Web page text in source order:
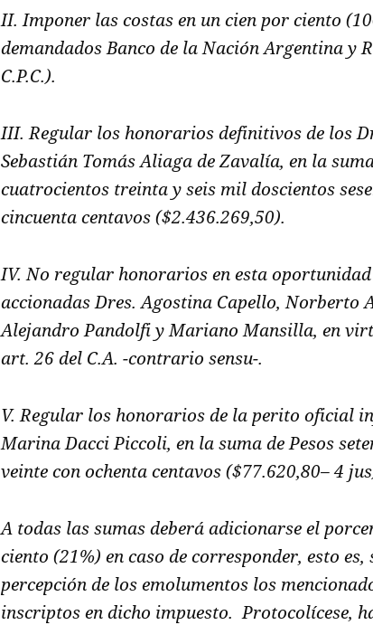
II. Imponer las costas en un cien por ciento
demandados Banco de la Nación Argentina y
C.P.C.).
III. Regular los honorarios definitivos de los
Sebastián Tomás Aliaga de Zavalía, en la
cuatrocientos treinta y seis mil doscientos
cincuenta centavos ($2.436.269,50).
IV. No regular honorarios en esta
accionadas Dres. Agostina Capello, Norberto
Alejandro Pandolfi y Mariano Mansilla, en
art. 26 del C.A. -contrario sensu-.
V. Regular los honorarios de la perito oficial
Marina Dacci Piccoli, en la suma de Pesos
veinte con ochenta centavos ($77.620,80– 4
A todas las sumas deberá adicionarse el
ciento (21%) en caso de corresponder, esto
percepción de los emolumentos los
inscriptos en dicho impuesto. Protocolícese,